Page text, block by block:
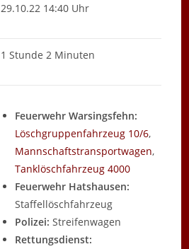
29.10.22 14:40 Uhr
1 Stunde 2 Minuten
Feuerwehr Warsingsfehn:
Löschgruppenfahrzeug 10/6,
Mannschaftstransportwagen,
Tanklöschfahrzeug 4000
Feuerwehr Hatshausen:
Staffellöschfahrzeug
Polizei: Streifenwagen
Rettungsdienst: